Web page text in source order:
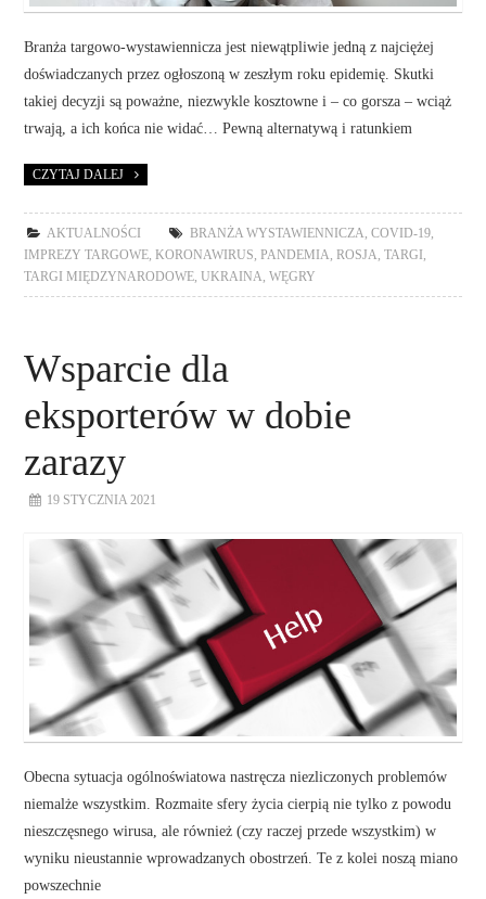
Branża targowo-wystawiennicza jest niewątpliwie jedną z najciężej
doświadczanych przez ogłoszoną w zeszłym roku epidemię. Skutki
takiej decyzji są poważne, niezwykle kosztowne i – co gorsza – wciąż
trwają, a ich końca nie widać… Pewną alternatywą i ratunkiem
CZYTAJ DALEJ
AKTUALNOŚCI BRANŻA WYSTAWIENNICZA ,COVID-19
IMPREZY TARGOWE ,KORONAWIRUS ,PANDEMIA ,ROSJA ,TARGI
TARGI MIĘDZYNARODOWE ,UKRAINA ,WĘGRY
Wsparcie dla
eksporterów w dobie
zarazy
19 STYCZNIA 2021
Obecna sytuacja ogólnoświatowa nastręcza niezliczonych problemów
niemalże wszystkim. Rozmaite sfery życia cierpią nie tylko z powodu
nieszczęsnego wirusa, ale również (czy raczej przede wszystkim) w
wyniku nieustannie wprowadzanych obostrzeń. Te z kolei noszą miano
powszechnie